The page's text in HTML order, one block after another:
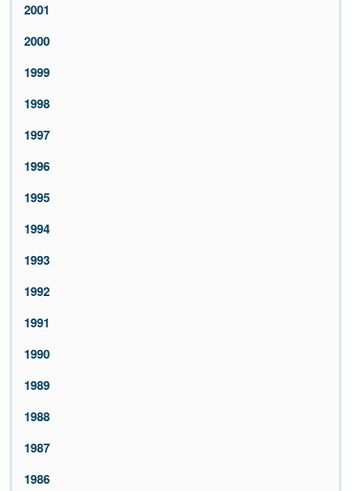
2001
2000
1999
1998
1997
1996
1995
1994
1993
1992
1991
1990
1989
1988
1987
1986